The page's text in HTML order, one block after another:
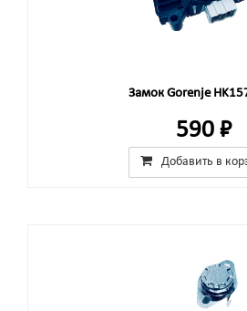
Замок Gorenje
590 ₽
Добавить в